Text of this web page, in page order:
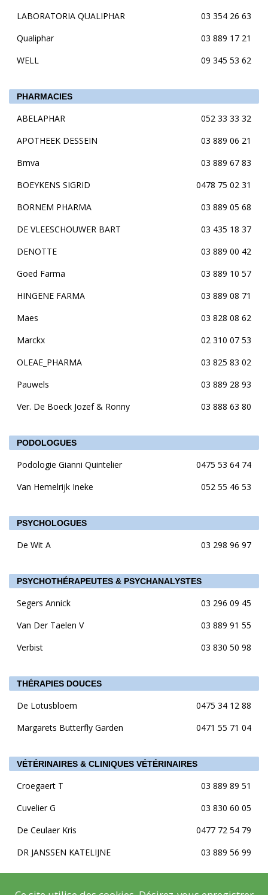
LABORATORIA QUALIPHAR
03 354 26 63
Qualiphar
03 889 17 21
WELL
09 345 53 62
PHARMACIES
ABELAPHAR
052 33 33 32
APOTHEEK DESSEIN
03 889 06 21
Bmva
03 889 67 83
BOEYKENS SIGRID
0478 75 02 31
BORNEM PHARMA
03 889 05 68
DE VLEESCHOUWER BART
03 435 18 37
DENOTTE
03 889 00 42
Goed Farma
03 889 10 57
HINGENE FARMA
03 889 08 71
Maes
03 828 08 62
Marckx
02 310 07 53
OLEAE_PHARMA
03 825 83 02
Pauwels
03 889 28 93
Ver. De Boeck Jozef & Ronny
03 888 63 80
PODOLOGUES
Podologie Gianni Quintelier
0475 53 64 74
Van Hemelrijk Ineke
052 55 46 53
PSYCHOLOGUES
De Wit A 03 298 96 97
PSYCHOTHÉRAPEUTES & PSYCHANALYSTES
Segers Annick
03 296 09 45
Van Der Taelen V
03 889 91 55
Verbist
03 830 50 98
THÉRAPIES DOUCES
De Lotusbloem
0475 34 12 88
Margarets Butterfly Garden
0471 55 71 04
VÉTÉRINAIRES & CLINIQUES VÉTÉRINAIRES
Croegaert T
03 889 89 51
Cuvelier G
03 830 60 05
De Ceulaer Kris
0477 72 54 79
DR JANSSEN KATELIJNE
03 889 56 99